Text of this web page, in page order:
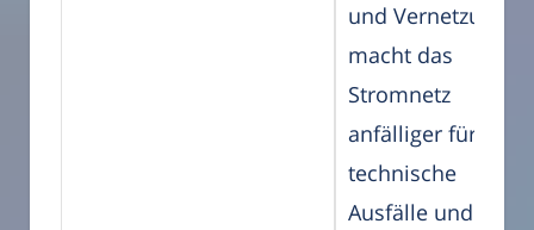
und Vernetzung
macht das
Stromnetz
anfälliger für
technische
Ausfälle und